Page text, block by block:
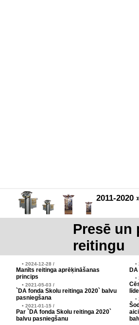
2011-
Presē un
reitingu
• 2024-12-28 /
Manīts reitinga aprēķināšanas
princips
• 2021-05-03 /
`DA fonda Skolu reitinga 2020` balvu
pasniegšana
• 2021-01-15 /
Par `DA fonda Skolu reitinga 2020`
balvu pasniegšanu
•
•
•